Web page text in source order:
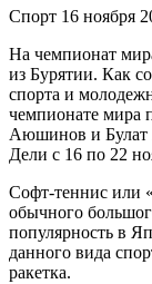
Спорт 16 ноября
На чемпионат
из Бурятии. Как
спорта и
чемпионате мира
Аюшинов и Булат
Дели с 16 по 22
Софт-теннис или
обычного
популярность в
данного вида
ракетка.